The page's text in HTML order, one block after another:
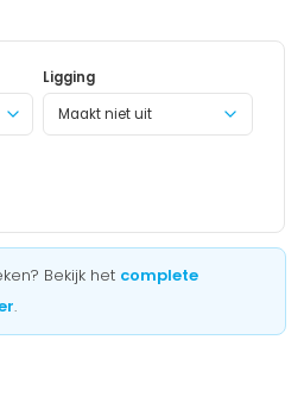
Ligging
Maakt niet uit
Bekijk het complete
.